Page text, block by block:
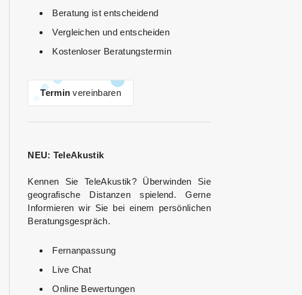
Beratung ist entscheidend
Vergleichen und entscheiden
Kostenloser Beratungstermin
Termin vereinbaren
NEU: TeleAkustik
Kennen Sie TeleAkustik? Überwinden Sie
geografische Distanzen spielend. Gerne
Informieren wir Sie bei einem persönlichen
Beratungsgespräch.
Fernanpassung
Live Chat
Online Bewertungen